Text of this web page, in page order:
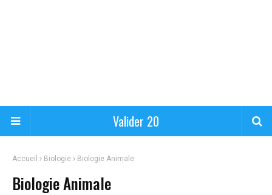
Valider 20
Accueil Biologie Biologie Animale
Biologie Animale